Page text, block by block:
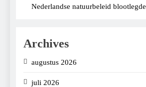
Nederlandse natuurbeleid blootlegde
Archives
augustus 2026
juli 2026